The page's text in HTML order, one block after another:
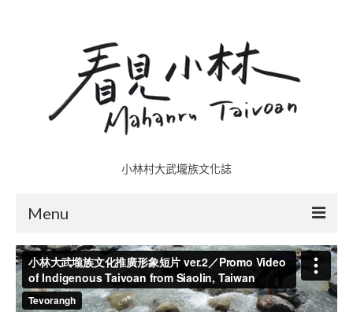
小林村大武壠族文化誌
Menu
小林村故事多
五里埔